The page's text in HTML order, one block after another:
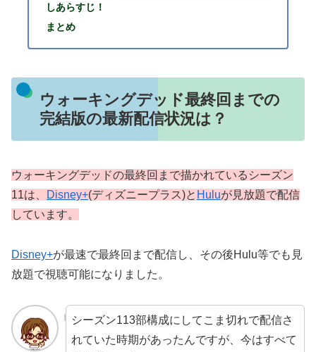
しあらすじ！
まとめ
ウォーキングデッド最終回までの
完結版の最新配信状況は？
ウォーキングデッドの最終回まで描かれているシーズン
11は、
Disney+(ディズニープラス)と Huluが見放題で配信
しています。
Disney+が最速で最終回まで配信し、その後Hulu等でも見
放題で視聴可能になりました。
シーズン113部構成にしてこま切れで配信さ
れていた時期があったんですが、今はすべて